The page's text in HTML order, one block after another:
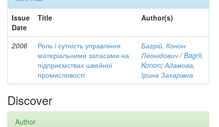
Issue
Date
Title Author(s)
2006
Роль і сутність управління
матеріальними запасами на
підприємствах швейної
промисловості
Багрій, Конон
Леонідович / Bagrii,
Konon;Адамова,
Ірина Захарівна
Discover
Author